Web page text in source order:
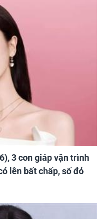
3 con giáp vận trình
lên bất chấp, số đỏ